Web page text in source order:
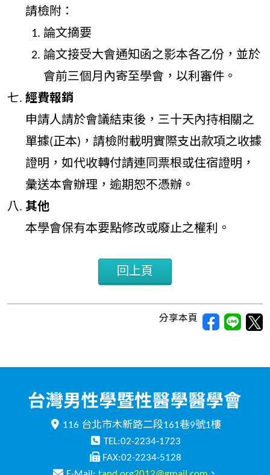
請檢附：
論文摘要
論文接受大會通知函之影本各乙份，並於
會前三個月內寄至學會，以利審件。
經費報銷
申請人請於會議結束後，三十天內持相關之
單據(正本)，請檢附載明實際支出款項之收據
證明，如代收轉付請連同票根或住宿證明，
彙送本會辦理，逾期恕不憑辦。
其他
本學會保有本要點修改或廢止之權利。
回上頁
分享本頁
116 台北市木新路二段161巷9號1樓
TEL:02-2234-1723
FAX:02-2234-5128